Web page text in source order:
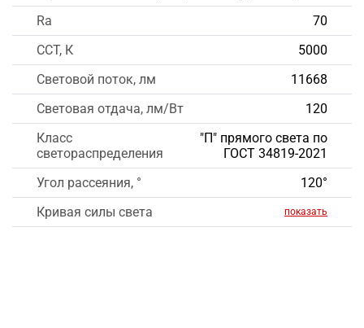
Ra
70
CCT, К
5000
Световой поток, лм
11668
Световая отдача, лм/Вт
120
Класс
светораспределения
"П" прямого света по
ГОСТ 34819-2021
Угол рассеяния, °
120°
Кривая силы света
показать